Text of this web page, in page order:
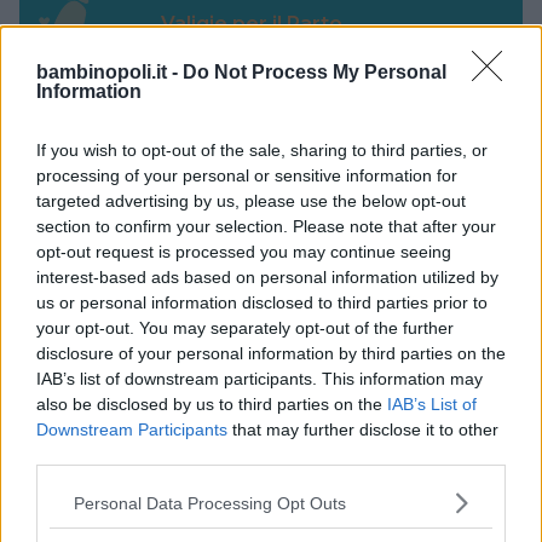
bambinopoli.it - Do Not Process My Personal
Information
If you wish to opt-out of the sale, sharing to third parties, or
processing of your personal or sensitive information for
targeted advertising by us, please use the below opt-out
section to confirm your selection. Please note that after your
opt-out request is processed you may continue seeing
interest-based ads based on personal information utilized by
us or personal information disclosed to third parties prior to
your opt-out. You may separately opt-out of the further
disclosure of your personal information by third parties on the
IAB’s list of downstream participants. This information may
also be disclosed by us to third parties on the IAB’s List of
Downstream Participants that may further disclose it to other
Please note that this website/app uses one or more Google
Personal Data Processing Opt Outs
Valigie per il Parto
Corsi di Lingua per bambini
Laboratori creativi per bambini